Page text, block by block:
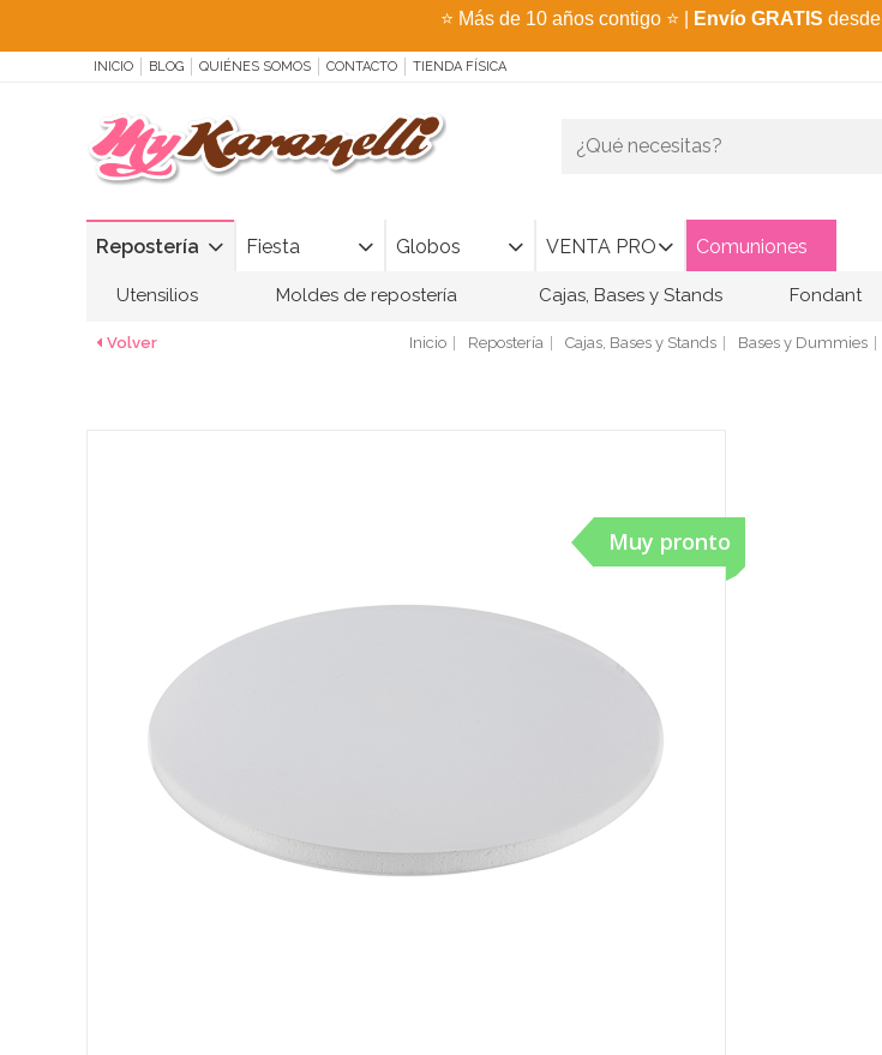
⭐ Más de 10 años contigo ⭐ Envío GRATIS desde
INICIO BLOG QUIÉNES SOMOS CONTACTO TIENDA FÍSICA
Repostería Fiesta Globos VENTA PRO Comuniones
Utensilios Moldes de repostería Cajas, Bases y Stands Fondant
Volver Inicio Repostería Cajas, Bases y Stands Bases y Dummies
Muy pronto